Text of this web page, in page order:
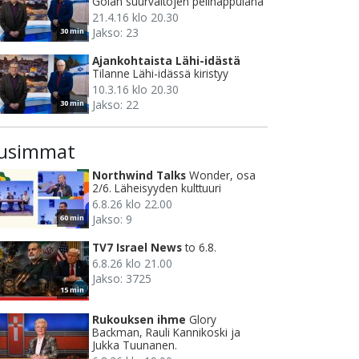
30 min
21.4.16 klo 20.30
Jakso: 23
30 min
Ajankohtaista Lähi-idästä
Tilanne Lähi-idässä kiristyy
10.3.16 klo 20.30
Jakso: 22
60 min
Northwind Talks Wonder, osa
2/6. Läheisyyden kulttuuri
6.8.26 klo 22.00
Jakso: 9
15 min
TV7 Israel News to 6.8.
6.8.26 klo 21.00
Jakso: 3725
Rukouksen ihme Glory
Backman, Rauli Kannikoski ja
Jukka Tuunanen.